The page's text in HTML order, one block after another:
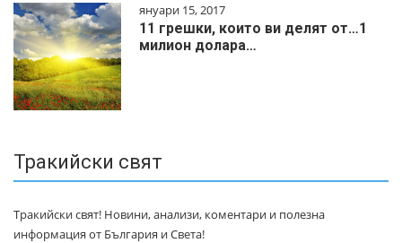
януари 15, 2017
11 грешки, които ви делят от…1
милиoн дoлapa…
Тракийски свят
Тракийски свят! Новини, анализи, коментари и полезна
информация от България и Света!